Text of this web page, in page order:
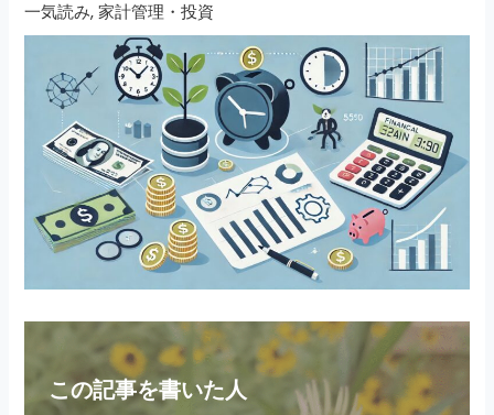
一気読み,家計管理・投資
この記事を書いた人